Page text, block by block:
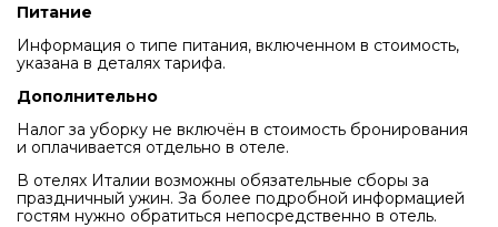
Питание
Информация о типе питания, включенном в стоимость,
указана в деталях тарифа.
Дополнительно
Налог за уборку не включён в стоимость бронирования
и оплачивается отдельно в отеле.
В отелях Италии возможны обязательные сборы за
праздничный ужин. За более подробной информацией
гостям нужно обратиться непосредственно в отель.